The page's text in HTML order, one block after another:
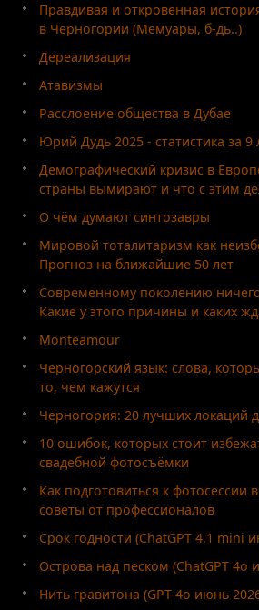
Правдивая и откровенная
в Черногории (Мемуары, б-дь..)
Дереализация
Атавизмы
Расслоение общества в Дубае
Юрий Дудь 2025 - статистика за 9
Демографический кризис в
страны вымирают и что с этим
О чём думают синтозавры
Мировой тоталитаризм как
Прогноз на ближайшие 50 лет
Современному поколению
Какие у этого причины и каких
Monteamour
Черногорский язык: слова,
то, чем кажутся
Черногория: 20 лучших локаций
10 ошибок, которых стоит
свадебной фотосъёмки
Как подготовиться к фотосессии
советы от профессионалов
Срок годности (ChatGPT 4.1 mini
Острова над песком (ChatGPT 4o
Нить гравитона (GPT-4o июнь